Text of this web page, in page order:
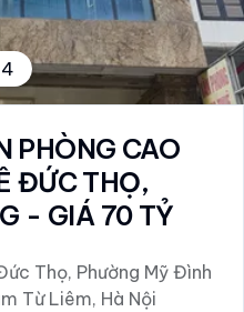
4
PHÒNG CAO
ĐỨC THỌ,
- GIÁ 70 TỶ
Thọ, Phường Mỹ Đình
Từ Liêm, Hà Nội